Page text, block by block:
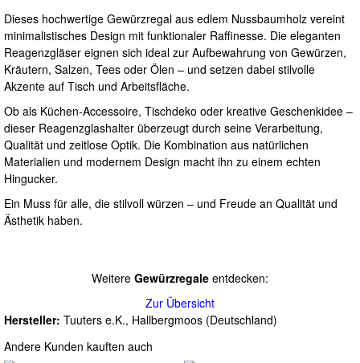
Dieses hochwertige Gewürzregal aus edlem Nussbaumholz vereint
minimalistisches Design mit funktionaler Raffinesse. Die eleganten
Reagenzgläser eignen sich ideal zur Aufbewahrung von Gewürzen,
Kräutern, Salzen, Tees oder Ölen – und setzen dabei stilvolle
Akzente auf Tisch und Arbeitsfläche.
Ob als Küchen-Accessoire, Tischdeko oder kreative Geschenkidee –
dieser Reagenzglashalter überzeugt durch seine Verarbeitung,
Qualität und zeitlose Optik. Die Kombination aus natürlichen
Materialien und modernem Design macht ihn zu einem echten
Hingucker.
Ein Muss für alle, die stilvoll würzen – und Freude an Qualität und
Ästhetik haben.
Weitere Gewürzregale entdecken:
Zur Übersicht
Hersteller: Tuuters e.K., Hallbergmoos (Deutschland)
Andere Kunden kauften auch